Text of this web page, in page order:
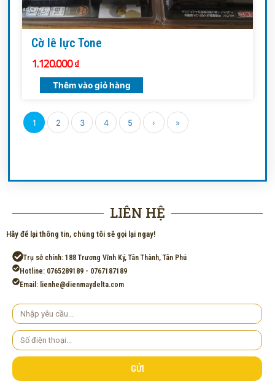
Cờ lê lực Tone
1.120.000₫
Thêm vào giỏ hàng
1 2 3 4 5 › »
LIÊN HỆ
Hãy để lại thông tin, chúng tôi sẽ gọi lại ngay!
Trụ sở chính: 188 Trương Vĩnh Ký, Tân Thành, Tân Phú
Hotline: 0765289189 - 0767187189
Email: lienhe@dienmaydelta.com
Yêu
cầu
Số
điện
thoại
GỬI